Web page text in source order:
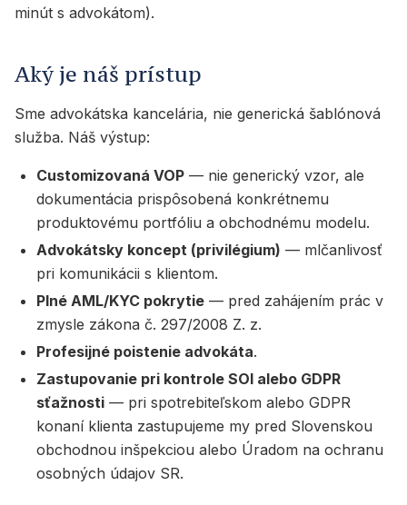
minút s advokátom).
Aký je náš prístup
Sme advokátska kancelária, nie generická šablónová
služba. Náš výstup:
Customizovaná VOP — nie generický vzor, ale
dokumentácia prispôsobená konkrétnemu
produktovému portfóliu a obchodnému modelu.
Advokátsky koncept (privilégium) — mlčanlivosť
pri komunikácii s klientom.
Plné AML/KYC pokrytie — pred zahájením prác v
zmysle zákona č. 297/2008 Z. z.
Profesijné poistenie advokáta.
Zastupovanie pri kontrole SOI alebo GDPR
sťažnosti — pri spotrebiteľskom alebo GDPR
konaní klienta zastupujeme my pred Slovenskou
obchodnou inšpekciou alebo Úradom na ochranu
osobných údajov SR.